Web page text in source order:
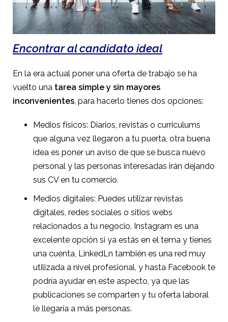
Encontrar al candidato ideal
En la era actual poner una oferta de trabajo se ha
vuelto una tarea simple y sin mayores
inconvenientes, para hacerlo tienes dos opciones:
Medios físicos: Diarios, revistas o curriculums
que alguna vez llegaron a tu puerta, otra buena
idea es poner un aviso de que se busca nuevo
personal y las personas interesadas irán dejando
sus CV en tu comercio.
Medios digitales: Puedes utilizar revistas
digitales, redes sociales o sitios webs
relacionados a tu negocio. Instagram es una
excelente opción si ya estás en el tema y tienes
una cuenta, LinkedLn también es una red muy
utilizada a nivel profesional, y hasta Facebook te
podría ayudar en este aspecto, ya que las
publicaciones se comparten y tu oferta laboral
le llegaría a más personas.